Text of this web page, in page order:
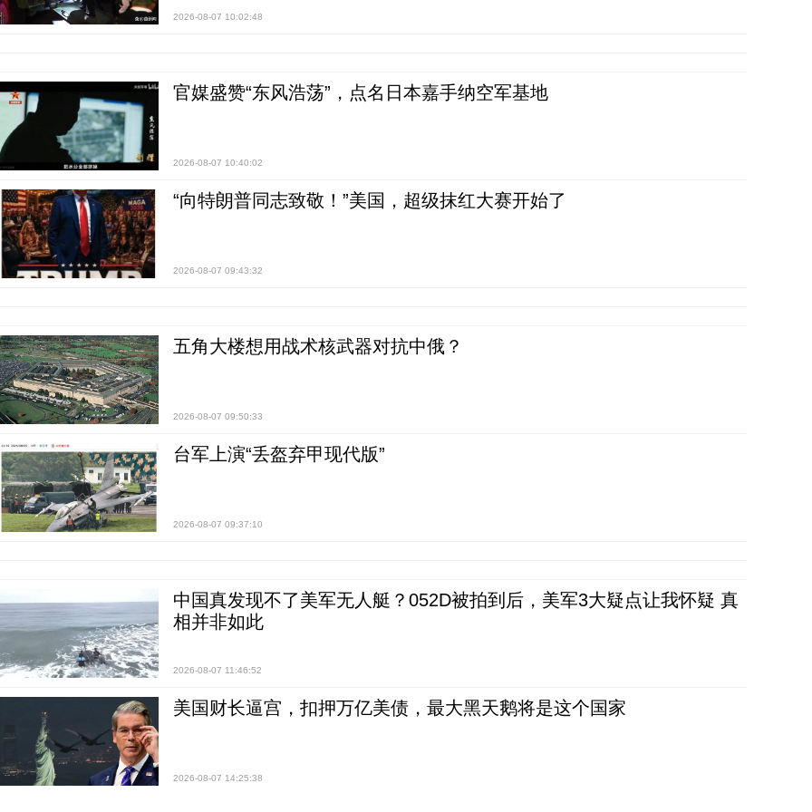
2026-08-07 10:02:48
官媒盛赞“东风浩荡”，点名日本嘉手纳空军基地
2026-08-07 10:40:02
“向特朗普同志致敬！”美国，超级抹红大赛开始了
2026-08-07 09:43:32
五角大楼想用战术核武器对抗中俄？
2026-08-07 09:50:33
台军上演“丢盔弃甲现代版”
2026-08-07 09:37:10
中国真发现不了美军无人艇？052D被拍到后，美军3大疑点让我怀疑 真
相并非如此
2026-08-07 11:46:52
美国财长逼宫，扣押万亿美债，最大黑天鹅将是这个国家
2026-08-07 14:25:38